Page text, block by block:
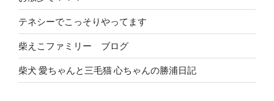
テネシーでこっそりやってます
柴えこファミリー ブログ
柴犬 愛ちゃんと三毛猫 心ちゃんの勝浦日記